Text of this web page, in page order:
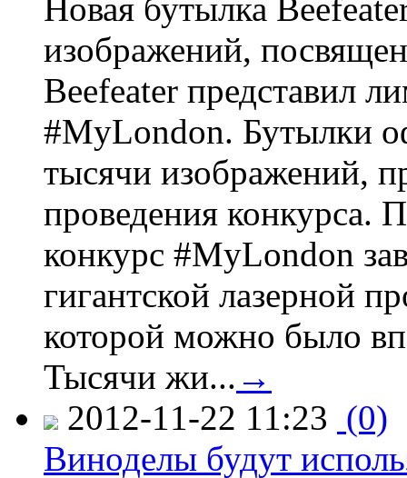
Новая бутылка
изображений,
Beefeater представил
#MyLondon. Бутылки
тысячи изображений,
проведения конкурса.
конкурс #MyLondon
гигантской лазерной
которой можно было
Тысячи жи... →
2012-11-22 11:23 (0)
Виноделы будут